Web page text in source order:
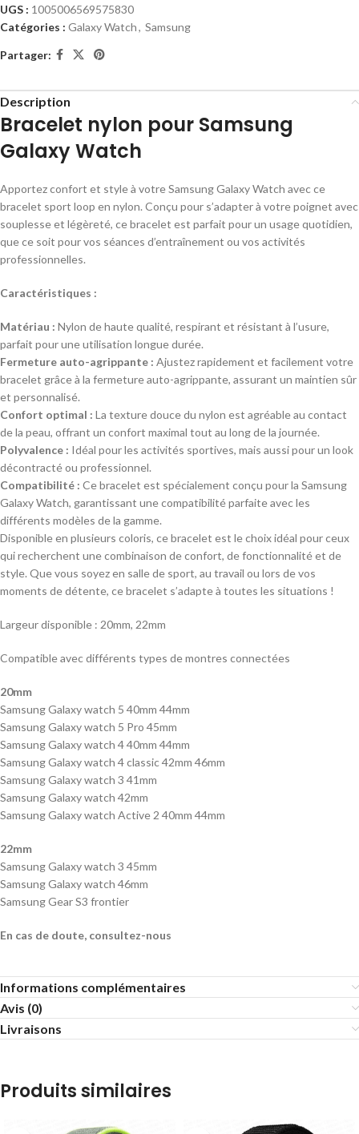
UGS : 1005006569575830
Catégories : Galaxy Watch, Samsung
Partager:
Description
Bracelet nylon pour Samsung
Galaxy Watch
Apportez confort et style à votre Samsung Galaxy Watch avec ce
bracelet sport loop en nylon. Conçu pour s’adapter à votre poignet avec
souplesse et légèreté, ce bracelet est parfait pour un usage quotidien,
que ce soit pour vos séances d’entraînement ou vos activités
professionnelles.
Caractéristiques :
Matériau : Nylon de haute qualité, respirant et résistant à l’usure,
parfait pour une utilisation longue durée.
Fermeture auto-agrippante : Ajustez rapidement et facilement votre
bracelet grâce à la fermeture auto-agrippante, assurant un maintien sûr
et personnalisé.
Confort optimal : La texture douce du nylon est agréable au contact
de la peau, offrant un confort maximal tout au long de la journée.
Polyvalence : Idéal pour les activités sportives, mais aussi pour un look
décontracté ou professionnel.
Compatibilité : Ce bracelet est spécialement conçu pour la Samsung
Galaxy Watch, garantissant une compatibilité parfaite avec les
différents modèles de la gamme.
Disponible en plusieurs coloris, ce bracelet est le choix idéal pour ceux
qui recherchent une combinaison de confort, de fonctionnalité et de
style. Que vous soyez en salle de sport, au travail ou lors de vos
moments de détente, ce bracelet s’adapte à toutes les situations !
Largeur disponible : 20mm, 22mm
Compatible avec différents types de montres connectées
20mm
Samsung Galaxy watch 5 40mm 44mm
Samsung Galaxy watch 5 Pro 45mm
Samsung Galaxy watch 4 40mm 44mm
Samsung Galaxy watch 4 classic 42mm 46mm
Samsung Galaxy watch 3 41mm
Samsung Galaxy watch 42mm
Samsung Galaxy watch Active 2 40mm 44mm
22mm
Samsung Galaxy watch 3 45mm
Samsung Galaxy watch 46mm
Samsung Gear S3 frontier
En cas de doute, consultez-nous
Informations complémentaires
Avis (0)
Livraisons
Produits similaires